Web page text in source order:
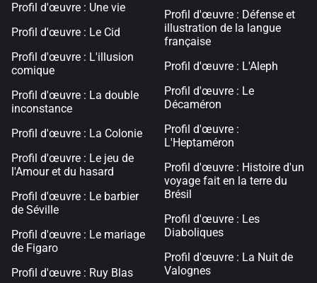
Profil d'œuvre : Une vie
Profil d'œuvre : Le Cid
Profil d'œuvre : L'illusion
comique
Profil d'œuvre : La double
inconstance
Profil d'œuvre : La Colonie
Profil d'œuvre : Le jeu de
l'Amour et du hasard
Profil d'œuvre : Le barbier
de Séville
Profil d'œuvre : Le mariage
de Figaro
Profil d'œuvre : Ruy Blas
Profil d'œuvre : Défense et
illustration de la langue
française
Profil d'œuvre : L'Aleph
Profil d'œuvre : Le
Décaméron
Profil d'œuvre :
L'Heptaméron
Profil d'œuvre : Histoire d'un
voyage fait en la terre du
Brésil
Profil d'œuvre : Les
Diaboliques
Profil d'œuvre : La Nuit de
Valognes